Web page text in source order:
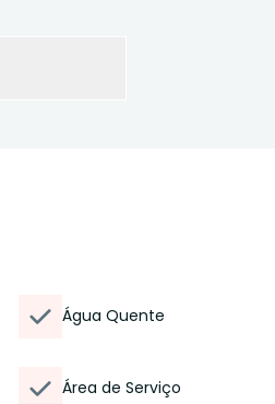
Água Quente
Área de Serviço